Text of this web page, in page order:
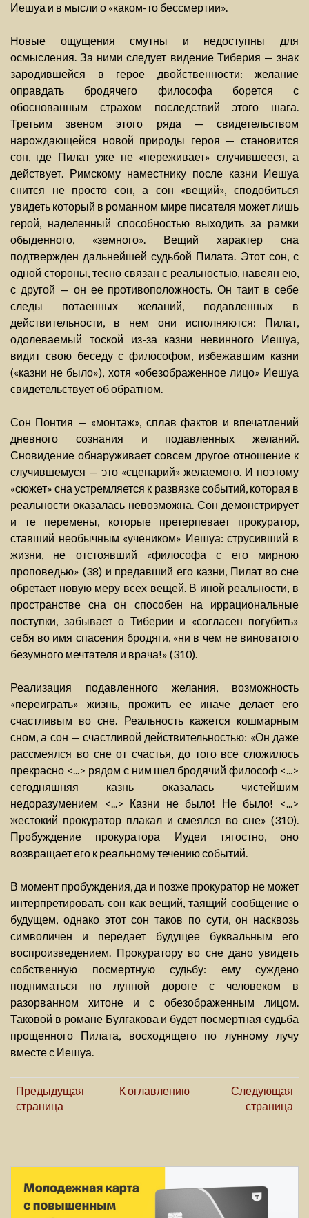
Иешуа и в мысли о «каком-то бессмертии».
Новые ощущения смутны и недоступны для
осмысления. За ними следует видение Тиберия — знак
зародившейся в герое двойственности: желание
оправдать бродячего философа борется с
обоснованным страхом последствий этого шага.
Третьим звеном этого ряда — свидетельством
нарождающейся новой природы героя — становится
сон, где Пилат уже не «переживает» случившееся, а
действует. Римскому наместнику после казни Иешуа
снится не просто сон, а сон «вещий», сподобиться
увидеть который в романном мире писателя может лишь
герой, наделенный способностью выходить за рамки
обыденного, «земного». Вещий характер сна
подтвержден дальнейшей судьбой Пилата. Этот сон, с
одной стороны, тесно связан с реальностью, навеян ею,
с другой — он ее противоположность. Он таит в себе
следы потаенных желаний, подавленных в
действительности, в нем они исполняются: Пилат,
одолеваемый тоской из-за казни невинного Иешуа,
видит свою беседу с философом, избежавшим казни
(«казни не было»), хотя «обезображенное лицо» Иешуа
свидетельствует об обратном.
Сон Понтия — «монтаж», сплав фактов и впечатлений
дневного сознания и подавленных желаний.
Сновидение обнаруживает совсем другое отношение к
случившемуся — это «сценарий» желаемого. И поэтому
«сюжет» сна устремляется к развязке событий, которая в
реальности оказалась невозможна. Сон демонстрирует
и те перемены, которые претерпевает прокуратор,
ставший необычным «учеником» Иешуа: струсивший в
жизни, не отстоявший «философа с его мирною
проповедью» (38) и предавший его казни, Пилат во сне
обретает новую меру всех вещей. В иной реальности, в
пространстве сна он способен на иррациональные
поступки, забывает о Тиберии и «согласен погубить»
себя во имя спасения бродяги, «ни в чем не виноватого
безумного мечтателя и врача!» (310).
Реализация подавленного желания, возможность
«переиграть» жизнь, прожить ее иначе делает его
счастливым во сне. Реальность кажется кошмарным
сном, а сон — счастливой действительностью: «Он даже
рассмеялся во сне от счастья, до того все сложилось
прекрасно <...> рядом с ним шел бродячий философ <...>
сегодняшняя казнь оказалась чистейшим
недоразумением <...> Казни не было! Не было! <...>
жестокий прокуратор плакал и смеялся во сне» (310).
Пробуждение прокуратора Иудеи тягостно, оно
возвращает его к реальному течению событий.
В момент пробуждения, да и позже прокуратор не может
интерпретировать сон как вещий, таящий сообщение о
будущем, однако этот сон таков по сути, он насквозь
символичен и передает будущее буквальным его
воспроизведением. Прокуратору во сне дано увидеть
собственную посмертную судьбу: ему суждено
подниматься по лунной дороге с человеком в
разорванном хитоне и с обезображенным лицом.
Таковой в романе Булгакова и будет посмертная судьба
прощенного Пилата, восходящего по лунному лучу
вместе с Иешуа.
Предыдущая
страница
К оглавлению
Следующая
страница